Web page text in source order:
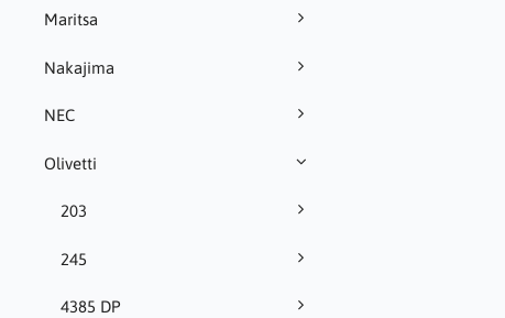
Maritsa
Nakajima
NEC
Olivetti
203
245
4385 DP